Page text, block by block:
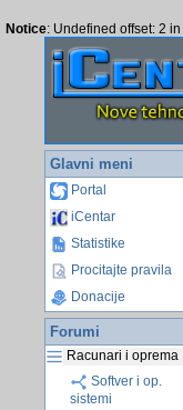
Notice: Undefined offset: 2 in
Glavni meni
Portal
iCentar
Statistike
Procitajte pravila
Donacije
Forumi
Racunari i oprema
Softver i op.
sistemi